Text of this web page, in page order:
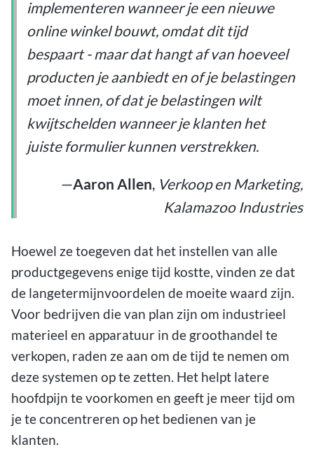
implementeren wanneer je een nieuwe
online winkel bouwt, omdat dit tijd
bespaart - maar dat hangt af van hoeveel
producten je aanbiedt en of je belastingen
moet innen, of dat je belastingen wilt
kwijtschelden wanneer je klanten het
juiste formulier kunnen verstrekken.
—Aaron Allen, Verkoop en Marketing,
Kalamazoo Industries
Hoewel ze toegeven dat het instellen van alle
productgegevens enige tijd kostte, vinden ze dat
de langetermijnvoordelen de moeite waard zijn.
Voor bedrijven die van plan zijn om industrieel
materieel en apparatuur in de groothandel te
verkopen, raden ze aan om de tijd te nemen om
deze systemen op te zetten. Het helpt latere
hoofdpijn te voorkomen en geeft je meer tijd om
je te concentreren op het bedienen van je
klanten.